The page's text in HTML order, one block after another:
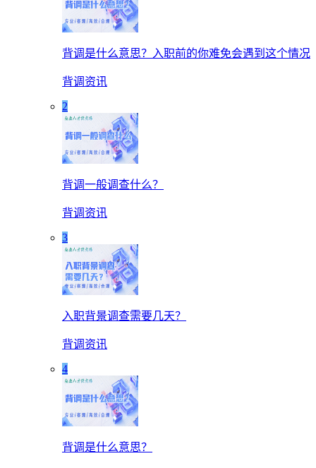
背调是什么意思？入职前的你难免会遇到这个情况
背调资讯
2
背调一般调查什么？
背调资讯
3
入职背景调查需要几天？
背调资讯
4
背调是什么意思？